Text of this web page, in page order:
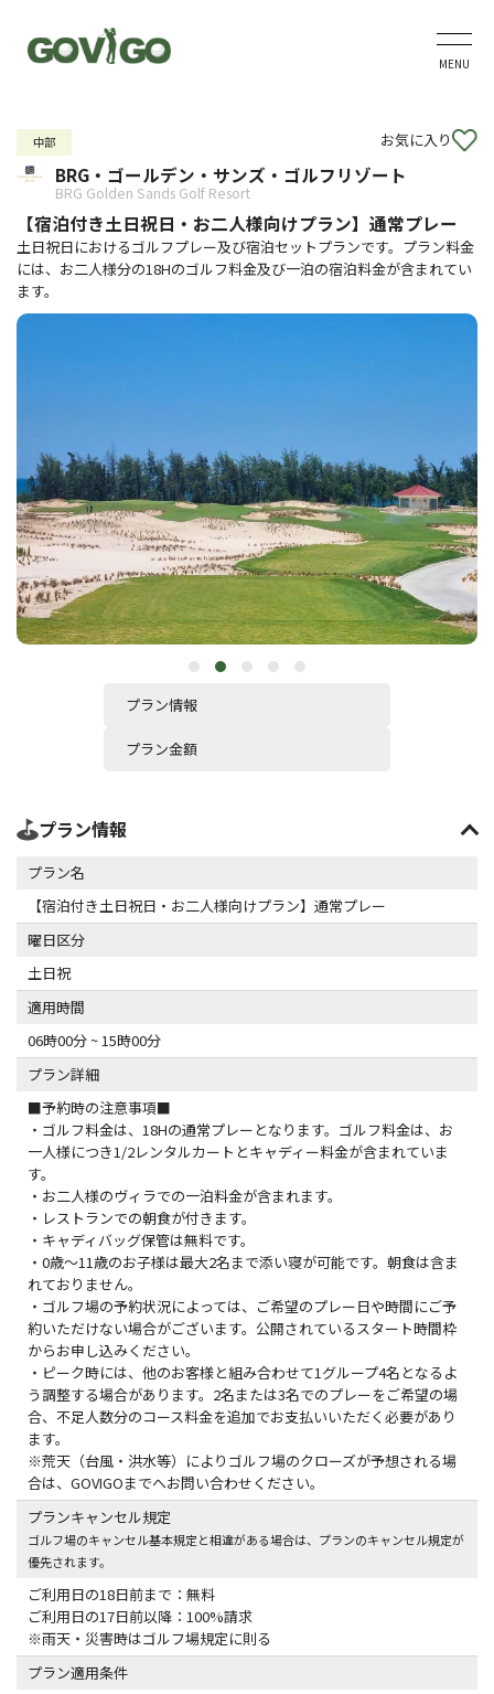
MENU
中部 お気に入り
BRG・ゴールデン・サンズ・ゴルフリゾート
BRG Golden Sands Golf Resort
【宿泊付き土日祝日・お二人様向けプラン】通常プレー
土日祝日におけるゴルフプレー及び宿泊セットプランです。プラン料金
には、お二人様分の18Hのゴルフ料金及び一泊の宿泊料金が含まれてい
ます。
プラン情報
プラン金額
プラン情報
プラン名
【宿泊付き土日祝日・お二人様向けプラン】通常プレー
曜日区分
土日祝
適用時間
06時00分 ~ 15時00分
プラン詳細
■予約時の注意事項■
・ゴルフ料金は、18Hの通常プレーとなります。ゴルフ料金は、お
一人様につき1/2レンタルカートとキャディー料金が含まれていま
す。
・お二人様のヴィラでの一泊料金が含まれます。
・レストランでの朝食が付きます。
・キャディバッグ保管は無料です。
・0歳〜11歳のお子様は最大2名まで添い寝が可能です。朝食は含ま
れておりません。
・ゴルフ場の予約状況によっては、ご希望のプレー日や時間にご予
約いただけない場合がございます。公開されているスタート時間枠
からお申し込みください。
・ピーク時には、他のお客様と組み合わせて1グループ4名となるよ
う調整する場合があります。2名または3名でのプレーをご希望の場
合、不足人数分のコース料金を追加でお支払いいただく必要があり
ます。
※荒天（台風・洪水等）によりゴルフ場のクローズが予想される場
合は、GOVIGOまでへお問い合わせください。
プランキャンセル規定
ゴルフ場のキャンセル基本規定と相違がある場合は、プランのキャンセル規定が
優先されます。
ご利用日の18日前まで：無料
ご利用日の17日前以降：100%請求
※雨天・災害時はゴルフ場規定に則る
プラン適用条件